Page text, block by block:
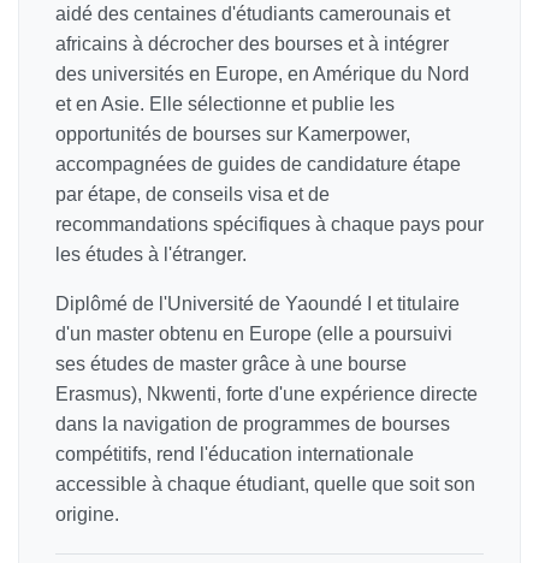
aidé des centaines d'étudiants camerounais et
africains à décrocher des bourses et à intégrer
des universités en Europe, en Amérique du Nord
et en Asie. Elle sélectionne et publie les
opportunités de bourses sur Kamerpower,
accompagnées de guides de candidature étape
par étape, de conseils visa et de
recommandations spécifiques à chaque pays pour
les études à l'étranger.
Diplômé de l'Université de Yaoundé I et titulaire
d'un master obtenu en Europe (elle a poursuivi
ses études de master grâce à une bourse
Erasmus), Nkwenti, forte d'une expérience directe
dans la navigation de programmes de bourses
compétitifs, rend l'éducation internationale
accessible à chaque étudiant, quelle que soit son
origine.